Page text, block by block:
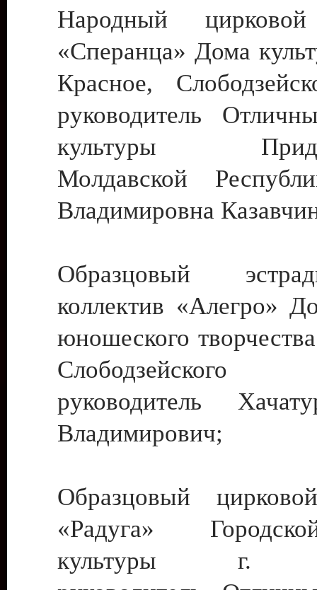
Народный цирковой
«Сперанца» Дома
Красное,
руководитель
культуры
Молдавской
Владимировна
Образцовый
коллектив «Алегро»
юношеского
руководитель
Владимирович;
Образцовый
«Радуга»
культуры г.